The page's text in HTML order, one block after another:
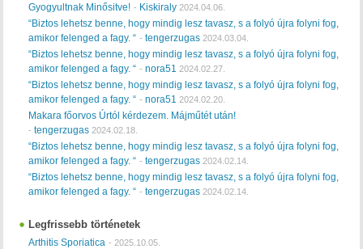
Gyogyultnak Minősitve! - Kiskiraly 2024.04.06.
“Biztos lehetsz benne, hogy mindig lesz tavasz, s a folyó újra folyni fog,
amikor felenged a fagy. “ -tengerzugas 2024.03.04.
“Biztos lehetsz benne, hogy mindig lesz tavasz, s a folyó újra folyni fog,
amikor felenged a fagy. “ -nora51 2024.02.27.
“Biztos lehetsz benne, hogy mindig lesz tavasz, s a folyó újra folyni fog,
amikor felenged a fagy. “ -nora51 2024.02.20.
Makara főorvos Úrtól kérdezem. Májműtét után!
-tengerzugas 2024.02.18.
“Biztos lehetsz benne, hogy mindig lesz tavasz, s a folyó újra folyni fog,
amikor felenged a fagy. “ -tengerzugas 2024.02.14.
“Biztos lehetsz benne, hogy mindig lesz tavasz, s a folyó újra folyni fog,
amikor felenged a fagy. “ -tengerzugas 2024.02.14.
Legfrissebb történetek
Arthitis Sporiatica - 2025.10.05.